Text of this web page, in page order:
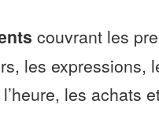
couvrant les
les expressions,
les achats